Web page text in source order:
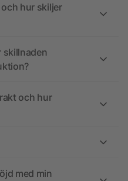
hur skiljer
skillnaden
och hur
med min